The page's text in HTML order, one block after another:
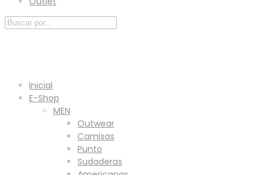
Inicial
E-Shop
MEN
Outwear
Camisas
Punto
Sudaderas